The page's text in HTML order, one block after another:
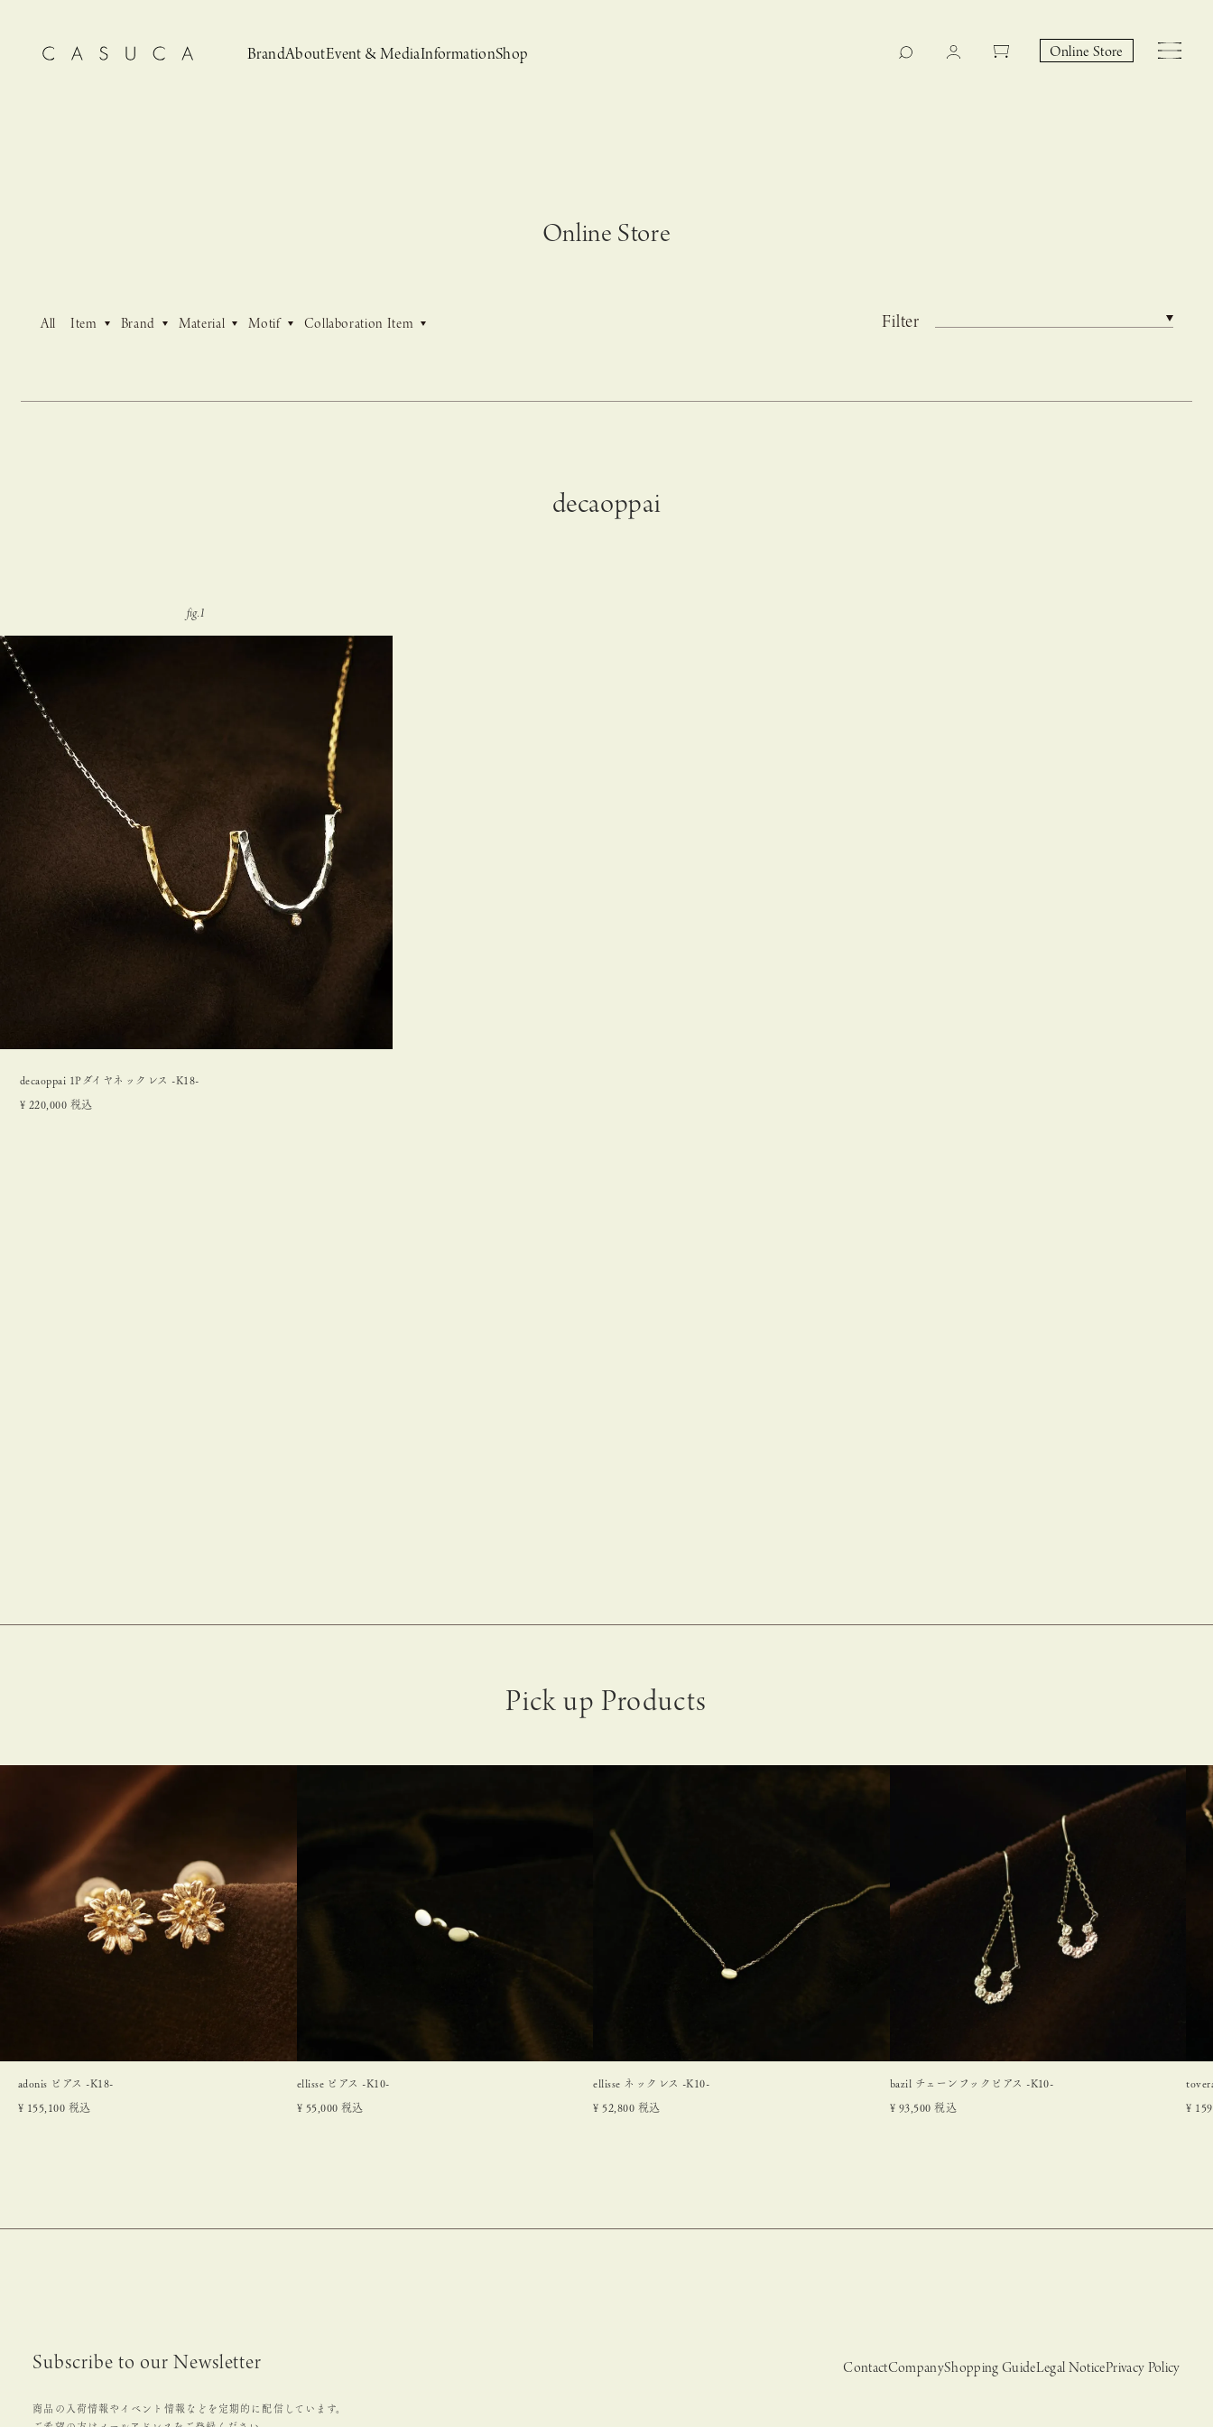
Brand
CASUCA CASUCA bridal CASUCA na Hicari
AboutEvent & Media
News Event, News Event
InformationShop Online Store
Online Store
All Item Brand Material Motif Collaboration Item Filter
decaoppai
decaoppai 1Pダイヤネックレス -K18-
¥ 220,000 税込
adonis ピアス -K18-
¥ 155,100 税込
ellisse ピアス -K10-
¥ 55,000 税込
ellisse ネックレス -K10-
¥ 52,800 税込
bazil チェーンフックピアス -K10-
¥ 93,500 税込 ¥
Subscribe to our Newsletter
商品の入荷情報やイベント情報などを定期的に配信しています。
ContactCompanyShopping GuideLegal NoticePrivacy Policy